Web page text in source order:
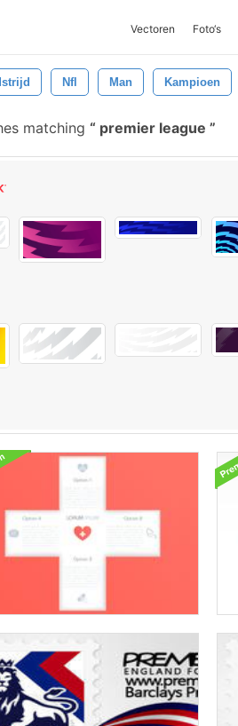
Vectoren Foto‘s
Nfl Man Kampioen
matching premier league